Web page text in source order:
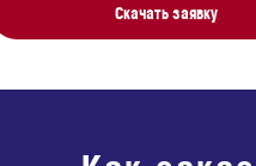
Скачать заявку